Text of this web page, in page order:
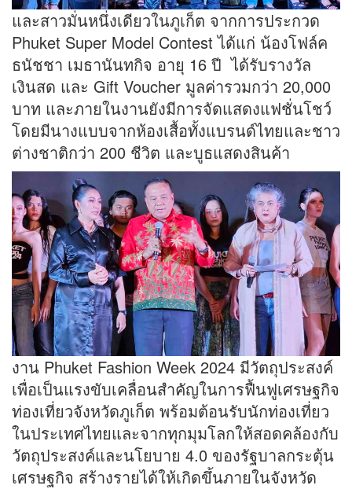
และสาวมั่นหนึ่งเดียวในภูเก็ต จากการประกวด
Phuket Super Model Contest ได้แก่ น้องโฟล์ค
ธนัชชา เมธานันทกิจ อายุ 16 ปี ได้รับรางวัล
เงินสด และ Gift Voucher มูลค่ารวมกว่า 20,000
บาท และภายในงานยังมีการจัดแสดงแฟชั่นโชว์
โดยมีนางแบบจากห้องเสื้อทั้งแบรนด์ไทยและชาว
ต่างชาติกว่า 200 ชีวิต และบูธแสดงสินค้า
งาน Phuket Fashion Week 2024 มีวัตถุประสงค์
เพื่อเป็นแรงขับเคลื่อนสําคัญในการฟื้นฟูเศรษฐกิจ
ท่องเที่ยวจังหวัดภูเก็ต พร้อมต้อนรับนักท่องเที่ยว
ในประเทศไทยและจากทุกมุมโลกให้สอดคล้องกับ
วัตถุประสงค์และนโยบาย 4.0 ของรัฐบาลกระตุ้น
เศรษฐกิจ สร้างรายได้ให้เกิดขึ้นภายในจังหวัด